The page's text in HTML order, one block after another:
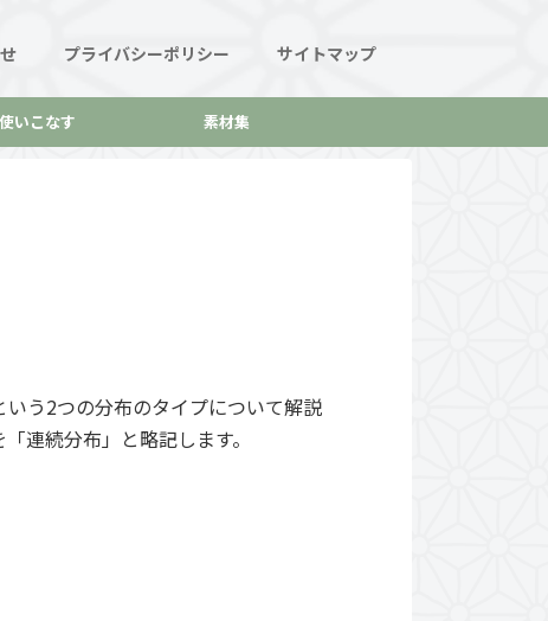
プライバシーポリシー サイトマップ
使いこなす 素材集
う2つの分布のタイプについて解説
連続分布」と略記します。